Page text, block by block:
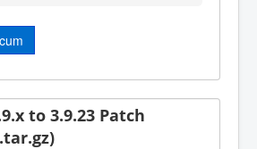
to 3.9.23 Patch